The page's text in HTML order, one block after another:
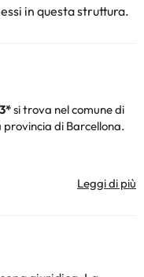
in questa struttura.
si trova nel comune di
provincia di Barcellona.
ore su 24, per
connessione Wi-Fi
bici, un'officina, un
percorsi della zona ;)